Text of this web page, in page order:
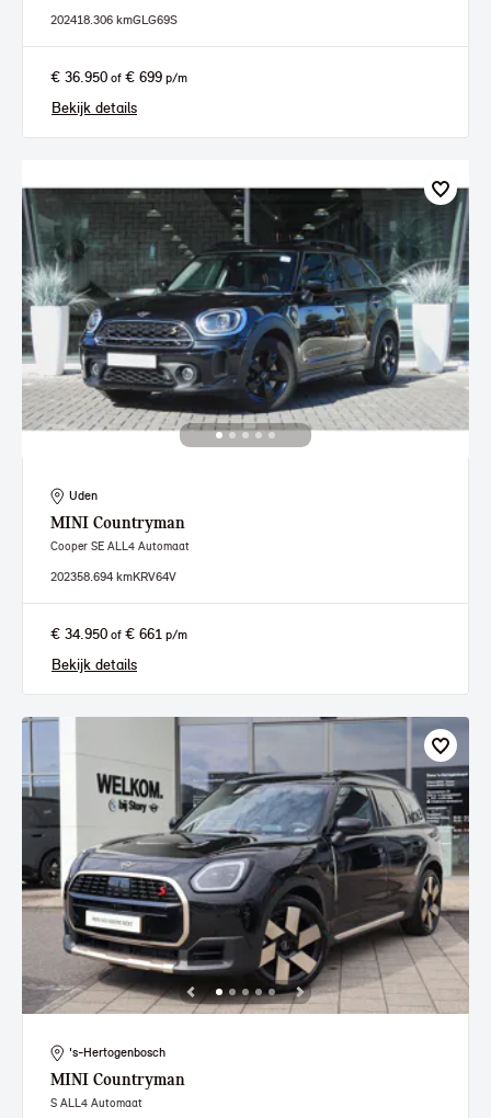
202418.306 kmGLG69S
€ 36.950 of € 699 p/m
Bekijk details
Uden
MINI Countryman
Cooper SE ALL4 Automaat
202358.694 kmKRV64V
€ 34.950 of € 661 p/m
Bekijk details
's-Hertogenbosch
MINI Countryman
S ALL4 Automaat